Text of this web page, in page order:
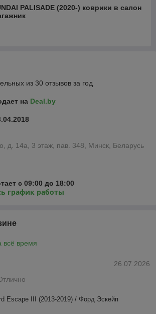
PALISADE (2020-) коврики в салон
из 30 отзывов за год
на Deal.by
д. 14а, 3 этаж, пав. 348, Минск, Беларусь
с 09:00 до 18:00
график работы
всё время
26.07.2026
Escape III (2013-2019) / Форд Эскейп